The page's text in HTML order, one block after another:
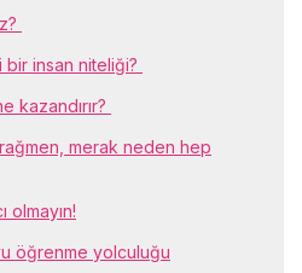
insan niteliği?
kazandırır?
merak neden hep
olmayın!
öğrenme yolculuğu